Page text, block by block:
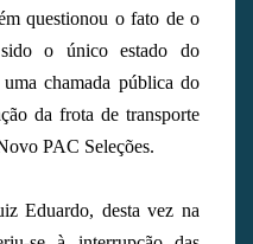
questionou o fato de o
o único estado do
chamada pública do
da frota de transporte
PAC Seleções.
Eduardo, desta vez na